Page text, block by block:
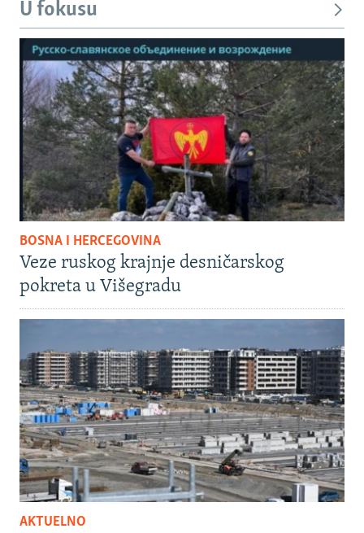
U fokusu
BOSNA I HERCEGOVINA
Veze ruskog krajnje desničarskog
pokreta u Višegradu
AKTUELNO